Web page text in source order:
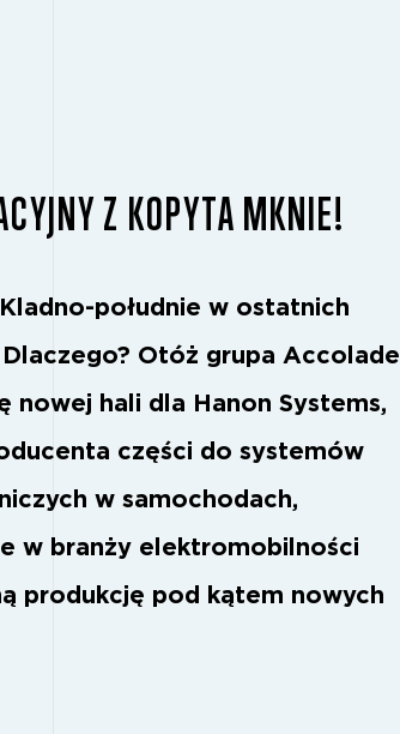
Z KOPYTA MKNIE!
południe w ostatnich
Otóż grupa Accolade
nowej hali dla Hanon Systems,
części do systemów
w samochodach,
w branży elektromobilności
produkcję pod kątem nowych